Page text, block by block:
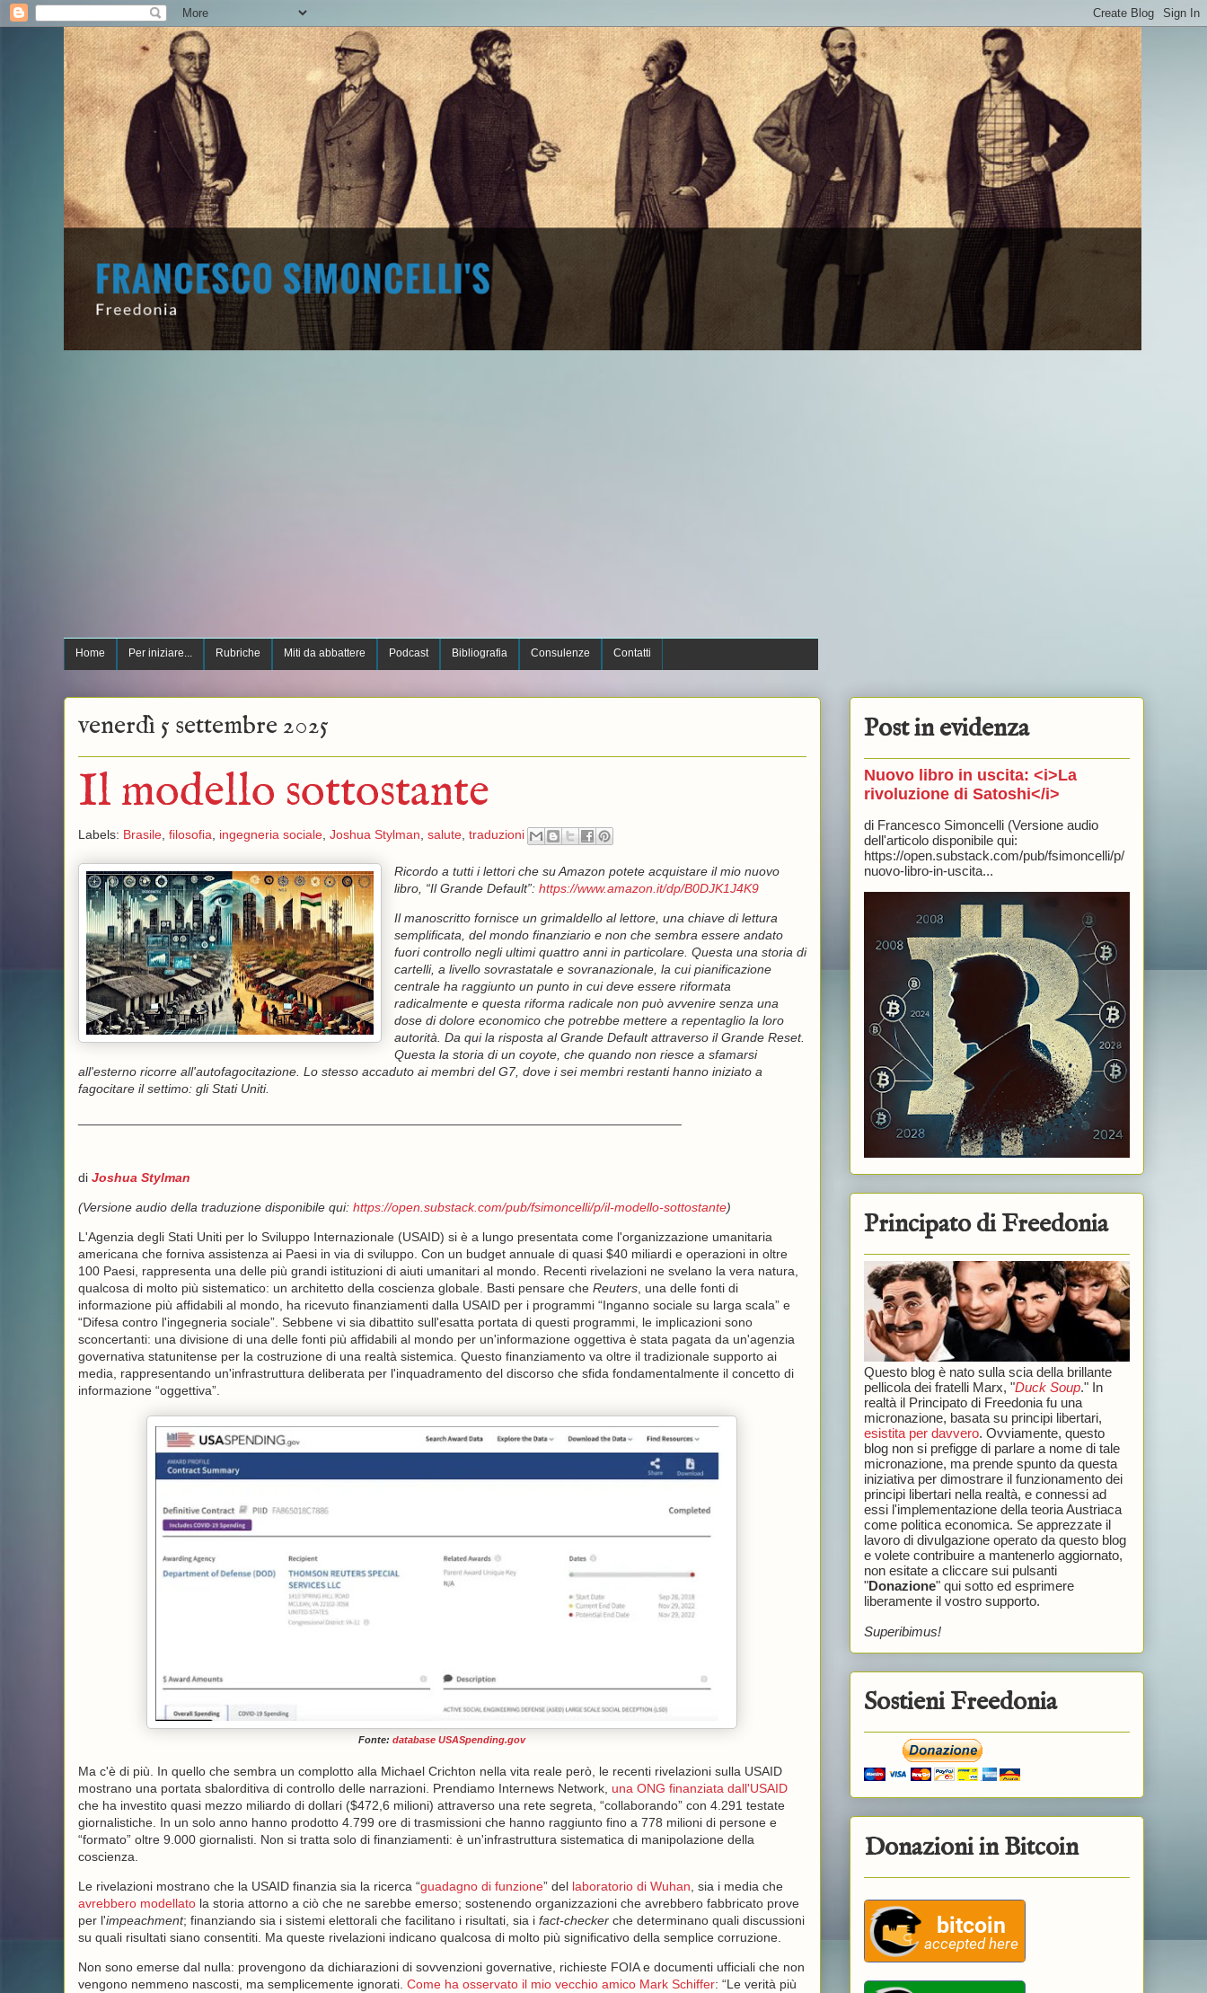
Home Per iniziare... Rubriche Miti da abbattere Podcast Bibliografia Consulenze Contatti
venerdì 5 settembre 2025
Il modello sottostante
Labels: Brasile, filosofia, ingegneria sociale, Joshua Stylman, salute, traduzioni
Ricordo a tutti i lettori che su Amazon potete acquistare il mio nuovo
libro, “Il Grande Default”: https://www.amazon.it/dp/B0DJK1J4K9
Il manoscritto fornisce un grimaldello al lettore, una chiave di lettura
semplificata, del mondo finanziario e non che sembra essere andato
fuori controllo negli ultimi quattro anni in particolare. Questa una storia di
cartelli, a livello sovrastatale e sovranazionale, la cui pianificazione
centrale ha raggiunto un punto in cui deve essere riformata
radicalmente e questa riforma radicale non può avvenire senza una
dose di dolore economico che potrebbe mettere a repentaglio la loro
autorità. Da qui la risposta al Grande Default attraverso il Grande Reset.
Questa la storia di un coyote, che quando non riesce a sfamarsi
all'esterno ricorre all'autofagocitazione. Lo stesso accaduto ai membri del G7, dove i sei membri restanti hanno iniziato a
fagocitare il settimo: gli Stati Uniti.
di Joshua Stylman
(Versione audio della traduzione disponibile qui: https://open.substack.com/pub/fsimoncelli/p/il-modello-sottostante)
L'Agenzia degli Stati Uniti per lo Sviluppo Internazionale (USAID) si è a lungo presentata come l'organizzazione umanitaria
americana che forniva assistenza ai Paesi in via di sviluppo. Con un budget annuale di quasi $40 miliardi e operazioni in oltre
100 Paesi, rappresenta una delle più grandi istituzioni di aiuti umanitari al mondo. Recenti rivelazioni ne svelano la vera natura,
qualcosa di molto più sistematico: un architetto della coscienza globale. Basti pensare che Reuters, una delle fonti di
informazione più affidabili al mondo, ha ricevuto finanziamenti dalla USAID per i programmi “Inganno sociale su larga scala” e
“Difesa contro l'ingegneria sociale”. Sebbene vi sia dibattito sull'esatta portata di questi programmi, le implicazioni sono
sconcertanti: una divisione di una delle fonti più affidabili al mondo per un'informazione oggettiva è stata pagata da un'agenzia
governativa statunitense per la costruzione di una realtà sistemica. Questo finanziamento va oltre il tradizionale supporto ai
media, rappresentando un'infrastruttura deliberata per l'inquadramento del discorso che sfida fondamentalmente il concetto di
informazione “oggettiva”.
Fonte: database USASpending.gov
Ma c'è di più. In quello che sembra un complotto alla Michael Crichton nella vita reale però, le recenti rivelazioni sulla USAID
mostrano una portata sbalorditiva di controllo delle narrazioni. Prendiamo Internews Network, una ONG finanziata dall'USAID
che ha investito quasi mezzo miliardo di dollari ($472,6 milioni) attraverso una rete segreta, “collaborando” con 4.291 testate
giornalistiche. In un solo anno hanno prodotto 4.799 ore di trasmissioni che hanno raggiunto fino a 778 milioni di persone e
“formato” oltre 9.000 giornalisti. Non si tratta solo di finanziamenti: è un'infrastruttura sistematica di manipolazione della
coscienza.
Le rivelazioni mostrano che la USAID finanzia sia la ricerca “guadagno di funzione” del laboratorio di Wuhan , sia i media che
avrebbero modellatola storia attorno a ciò che ne sarebbe emerso; sostenendo organizzazioni che avrebbero fabbricato prove
per l'impeachment; finanziando sia i sistemi elettorali che facilitano i risultati, sia i fact-checker che determinano quali discussioni
su quali risultati siano consentiti. Ma queste rivelazioni indicano qualcosa di molto più significativo della semplice corruzione.
Non sono emerse dal nulla: provengono da dichiarazioni di sovvenzioni governative, richieste FOIA e documenti ufficiali che non
vengono nemmeno nascosti, ma semplicemente ignorati. Come ha osservato il mio vecchio amico Mark Schiffer: “Le verità più
Post in evidenza
Nuovo libro in uscita: <i>La
rivoluzione di Satoshi</i>
di Francesco Simoncelli (Versione audio
dell'articolo disponibile qui:
https://open.substack.com/pub/fsimoncelli/p/
nuovo-libro-in-uscita...
Principato di Freedonia
Questo blog è nato sulla scia della brillante
pellicola dei fratelli Marx, "Duck Soup." In
realtà il Principato di Freedonia fu una
micronazione, basata su principi libertari,
esistita per davvero. Ovviamente, questo
blog non si prefigge di parlare a nome di tale
micronazione, ma prende spunto da questa
iniziativa per dimostrare il funzionamento dei
principi libertari nella realtà, e connessi ad
essi l'implementazione della teoria Austriaca
come politica economica. Se apprezzate il
lavoro di divulgazione operato da questo blog
e volete contribuire a mantenerlo aggiornato,
non esitate a cliccare sui pulsanti
"Donazione" qui sotto ed esprimere
liberamente il vostro supporto.
Superibimus!
Sostieni Freedonia
Donazioni in Bitcoin